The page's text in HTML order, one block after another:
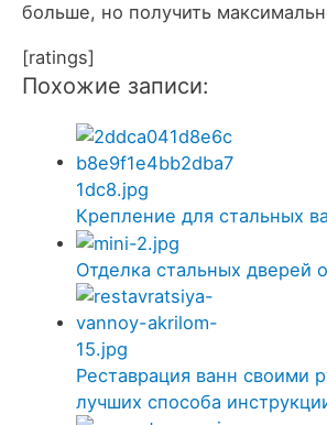
больше, но получить
[ratings]
Похожие записи:
Крепление для стальных
Отделка стальных дверей
Реставрация ванн своими
лучших способа